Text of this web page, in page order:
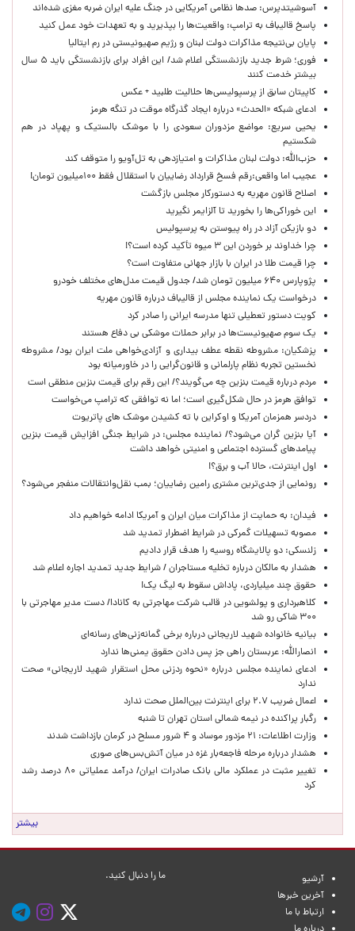
آسوشیتدپرس: صدها نظامی آمریکایی در جنگ علیه ایران ضربه مغزی شده‌اند
پاسخ قالیباف به ترامپ: واقعیت‌ها را بپذیرید و به تعهدات خود عمل کنید
پایان بی‌نتیجه مذاکرات دولت لبنان و رژیم صهیونیستی در رم ایتالیا
فوری؛ شرط جدید بازنشستگی اعلام شد/ این افراد برای بازنشستگی باید ۵ سال
بیشتر خدمت کنند
کاپیتان سابق از پرسپولیسی‌ها حلالیت طلبید + عکس
ادعای شبکه «الحدث» درباره ایجاد گذرگاه موقت در تنگه هرمز
یحیی سریع: مواضع مزدوران سعودی را با موشک بالستیک و پهپاد در هم
شکستیم
حزب‌الله: دولت لبنان مذاکرات و امتیازدهی به تل‌آویو را متوقف کند
عجیب اما واقعی:رقم فسخ قرارداد رضاییان با استقلال فقط ۱۰۰میلیون تومان!
اصلاح قانون مهریه به دستورکار مجلس بازگشت
این خوراکی‌ها را بخورید تا آلزایمر نگیرید
دو بازیکن آزاد در راه پیوستن به پرسپولیس
چرا خداوند بر خوردن این ۳ میوه تأکید کرده است؟!
چرا قیمت طلا در ایران با بازار جهانی متفاوت است؟
پژوپارس ۶۴۰ میلیون تومان شد/ جدول قیمت مدل‌های مختلف خودرو
درخواست یک نماینده مجلس از قالیباف درباره قانون مهریه
کویت دستور تعطیلی تنها مدرسه ایرانی را صادر کرد
یک‌ سوم صهیونیست‌ها در برابر حملات موشکی بی دفاع هستند
پزشکیان: مشروطه نقطه عطف بیداری و آزادی‌خواهی ملت ایران بود/ مشروطه
نخستین تجربه نظام پارلمانی و قانون‌گرایی را در خاورمیانه بود
مردم درباره قیمت بنزین چه می‌گویند؟/ این رقم برای قیمت بنزین منطقی است
توافق هرمز در حال شکل‌گیری است؛ اما نه توافقی که ترامپ می‌خواست
دردسر همزمان آمریکا و اوکراین با ته کشیدن موشک های پاتریوت
آیا بنزین گران می‌شود؟/ نماینده مجلس: در شرایط جنگی افزایش قیمت بنزین
پیامدهای گسترده اجتماعی و امنیتی خواهد داشت
اول اینترنت، حالا آب و برق؟!
رونمایی از جدی‌ترین مشتری رامین رضاییان؛ بمب نقل‌وانتقالات منفجر می‌شود؟
فیدان: به حمایت از مذاکرات میان ایران و آمریکا ادامه خواهیم داد
مصوبه تسهیلات گمرکی در شرایط اضطرار تمدید شد
زلنسکی: دو پالایشگاه روسیه را هدف قرار دادیم
هشدار به مالکان درباره تخلیه مستاجران / شرایط جدید تمدید اجاره اعلام شد
حقوق چند میلیاردی، پاداش سقوط به لیگ یک!
کلاهبرداری و پولشویی در قالب شرکت مهاجرتی به کانادا/ دست مدیر مهاجرتی با
۳۰۰ شاکی رو شد
بیانیه خانواده شهید لاریجانی درباره برخی گمانه‌زنی‌های رسانه‌ای
انصارالله: عربستان راهی جز پس دادن حقوق یمنی‌ها ندارد
ادعای نماینده مجلس درباره «نحوه ردزنی محل استقرار شهید لاریجانی» صحت
ندارد
اعمال ضریب ۲.۷ برای اینترنت بین‌الملل صحت ندارد
رگبار پراکنده در نیمه شمالی استان تهران تا شنبه
وزارت اطلاعات: ۲۱ مزدور موساد و ۴ شرور مسلح در کرمان بازداشت شدند
هشدار درباره مرحله فاجعه‌بار غزه در میان آتش‌بس‌های صوری
تغییر مثبت در عملکرد مالی بانک صادرات ایران/ درآمد عملیاتی ۸۰ درصد رشد
کرد
بیشتر
آرشیو
آخرین خبرها
ارتباط با ما
ما را دنبال کنید.